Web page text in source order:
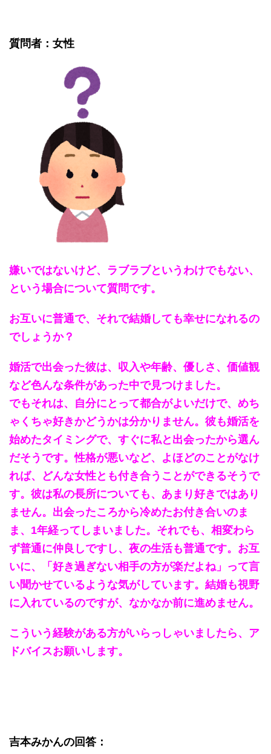
質問者：女性
嫌いではないけど、ラブラブというわけでもない、
という場合について質問です。
お互いに普通で、それで結婚しても幸せになれるの
でしょうか？
婚活で出会った彼は、収入や年齢、優しさ、価値観
など色んな条件があった中で見つけました。
でもそれは、自分にとって都合がよいだけで、めち
ゃくちゃ好きかどうかは分かりません。 彼も婚活を
始めたタイミングで、すぐに私と出会ったから選ん
だそうです。性格が悪いなど、よほどのことがなけ
れば、どんな女性とも付き合うことができるそうで
す。 彼は私の長所についても、あまり好きではあり
ません。 出会ったころから冷めたお付き合いのま
ま、1年経ってしまいました。 それでも、相変わら
ず普通に仲良しですし、夜の生活も普通です。 お互
いに、「好き過ぎない相手の方が楽だよね」って言
い聞かせているような気がしています。 結婚も視野
に入れているのですが、なかなか前に進めません。
こういう経験がある方がいらっしゃいましたら、ア
ドバイスお願いします。
吉本みかんの回答：